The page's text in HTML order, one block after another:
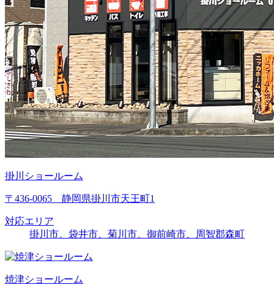
掛川ショールーム
〒436-0065 静岡県掛川市天王町1
対応エリア
掛川市、袋井市、菊川市、御前崎市、周智郡森町
焼津ショールーム